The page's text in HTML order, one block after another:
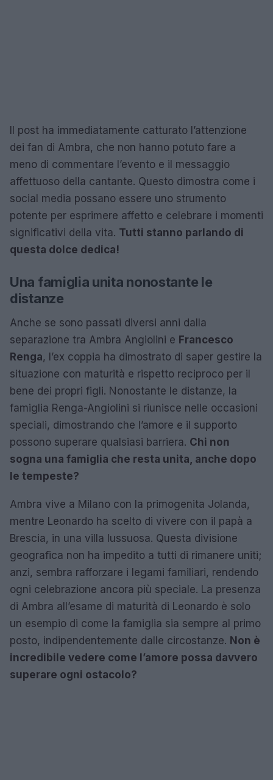
Il post ha immediatamente catturato l’attenzione
dei fan di Ambra, che non hanno potuto fare a
meno di commentare l’evento e il messaggio
affettuoso della cantante. Questo dimostra come i
social media possano essere uno strumento
potente per esprimere affetto e celebrare i momenti
significativi della vita. Tutti stanno parlando di
questa dolce dedica!
Una famiglia unita nonostante le
distanze
Anche se sono passati diversi anni dalla
separazione tra Ambra Angiolini e Francesco
Renga, l’ex coppia ha dimostrato di saper gestire la
situazione con maturità e rispetto reciproco per il
bene dei propri figli. Nonostante le distanze, la
famiglia Renga-Angiolini si riunisce nelle occasioni
speciali, dimostrando che l’amore e il supporto
possono superare qualsiasi barriera. Chi non
sogna una famiglia che resta unita, anche dopo
le tempeste?
Ambra vive a Milano con la primogenita Jolanda,
mentre Leonardo ha scelto di vivere con il papà a
Brescia, in una villa lussuosa. Questa divisione
geografica non ha impedito a tutti di rimanere uniti;
anzi, sembra rafforzare i legami familiari, rendendo
ogni celebrazione ancora più speciale. La presenza
di Ambra all’esame di maturità di Leonardo è solo
un esempio di come la famiglia sia sempre al primo
posto, indipendentemente dalle circostanze. Non è
incredibile vedere come l’amore possa davvero
superare ogni ostacolo?